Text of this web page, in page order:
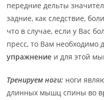
передние дельты
задние, как следс­твие,
что в случае, если у Вас
пресс, то Вам необходимо
упражнение и для этой
Тренируем ноги: ноги
длинных мышц спины во